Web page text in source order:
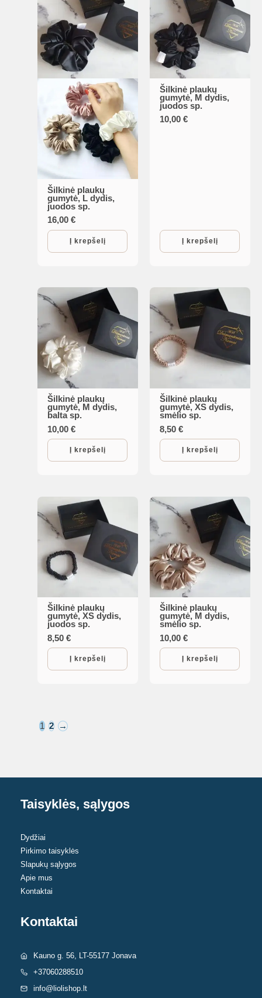
Šilkinė plaukų
gumytė, L dydis,
juodos sp.
16,00€
Į krepšelį
Šilkinė plaukų
gumytė, M dydis,
juodos sp.
10,00€
Į krepšelį
Šilkinė plaukų
gumytė, M dydis,
balta sp.
10,00€
Į krepšelį
Šilkinė plaukų
gumytė, XS dydis,
smėlio sp.
8,50€
Į krepšelį
Šilkinė plaukų
gumytė, XS dydis,
juodos sp.
8,50€
Į krepšelį
Šilkinė plaukų
gumytė, M dydis,
smėlio sp.
10,00€
Į krepšelį
1 2 →
Taisyklės, sąlygos
Dydžiai
Pirkimo taisyklės
Slapukų sąlygos
Apie mus
Kontaktai
Kontaktai
Kauno g. 56, LT-55177 Jonava
+37060288510
info@liolishop.lt